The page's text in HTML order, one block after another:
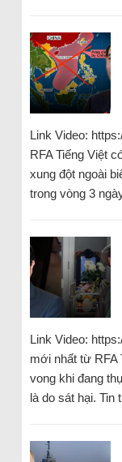
Link Video:
RFA Tiếng Việt
xung đột ngoài
trong vòng 3
Link Video:
mới nhất từ RFA
vong khi đang
là do sát hại.